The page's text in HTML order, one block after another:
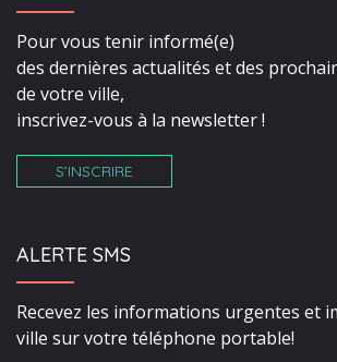
Pour vous tenir informé(e)
des dernières actualités et des
de votre ville,
inscrivez-vous à la newsletter !
S’INSCRIRE
ALERTE SMS
Recevez les informations urgentes et
ville sur votre téléphone portable!